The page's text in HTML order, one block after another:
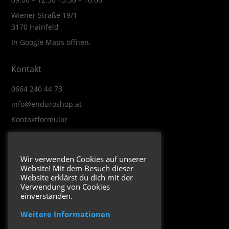
Wiener Straße 19/1
3170 Hainfeld
In Google Maps öffnen.
Kontakt
0664 240 44 73
info@enduroshop.at
Kontaktformular
Impressum
Datenschutzerklärung
Folge uns
Wir verwenden Cookies auf unserer
Website! Mit dem Besuch dieser
Website erklärst du dich mit der
Verwendung von Cookies
einverstanden.
Weitere Informationen